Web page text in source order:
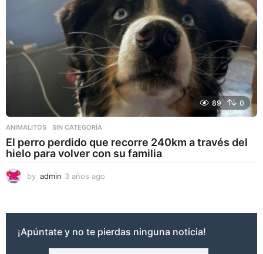
89 0
ANIMALITOS ,SIN CATEGORÍA
El perro perdido que recorre 240km a través del
hielo para volver con su familia
by admin 3 años ago
a
¡Apúntate y no te pierdas ninguna noticia!